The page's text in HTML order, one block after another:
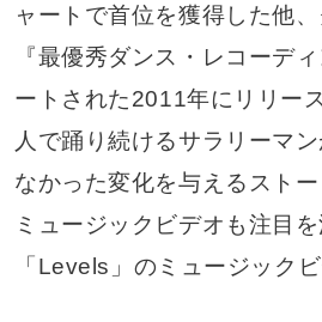
ャートで首位を獲得した他
『最優秀ダンス・レコーデ
ートされた2011年にリリー
人で踊り続けるサラリーマ
なかった変化を与えるスト
ミュージックビデオも注目を
「Levels」のミュージック